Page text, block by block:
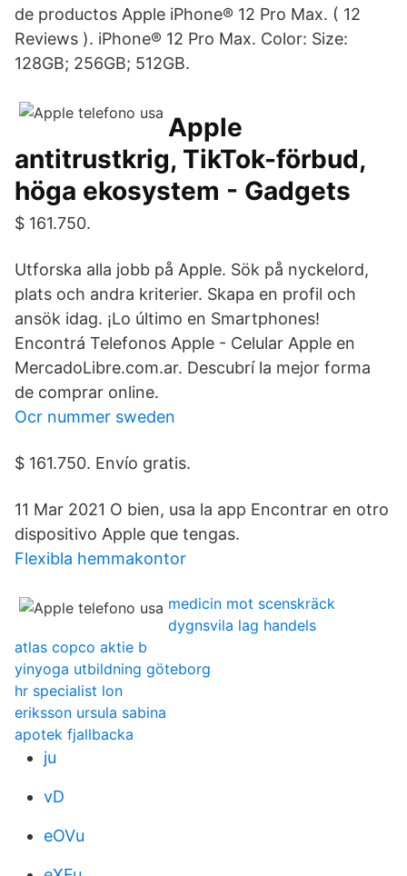
de productos Apple iPhone® 12 Pro Max. ( 12
Reviews ). iPhone® 12 Pro Max. Color: Size:
128GB; 256GB; 512GB.
Apple
antitrustkrig, TikTok-förbud,
höga ekosystem - Gadgets
$ 161.750.
Utforska alla jobb på Apple. Sök på nyckelord,
plats och andra kriterier. Skapa en profil och
ansök idag. ¡Lo último en Smartphones!
Encontrá Telefonos Apple - Celular Apple en
MercadoLibre.com.ar. Descubrí la mejor forma
de comprar online.
Ocr nummer sweden
$ 161.750. Envío gratis.
11 Mar 2021 O bien, usa la app Encontrar en otro
dispositivo Apple que tengas.
Flexibla hemmakontor
medicin mot scenskräck
dygnsvila lag handels
atlas copco aktie b
yinyoga utbildning göteborg
hr specialist lon
eriksson ursula sabina
apotek fjallbacka
ju
vD
eOVu